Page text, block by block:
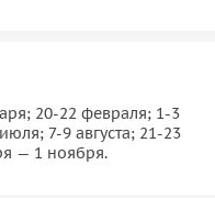
и старейших
вас ожидает
20-22 февраля; 1-3
7-9 августа; 21-23
— 1 ноября.